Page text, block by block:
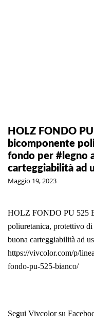
HOLZ FONDO
bicomponente
fondo per #legno
carteggiabilità ad
Maggio 19, 2023
HOLZ FONDO PU 525
poliuretanica, protettivo
buona carteggiabilità ad
https://vivcolor.com/p/
fondo-pu-525-bianco/
Segui Vivcolor su